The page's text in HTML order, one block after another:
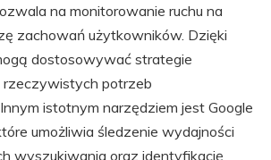
na monitorowanie ruchu na
zachowań użytkowników. Dzięki
dostosowywać strategie
rzeczywistych potrzeb
istotnym narzędziem jest Google
umożliwia śledzenie wydajności
wyszukiwania oraz identyfikację